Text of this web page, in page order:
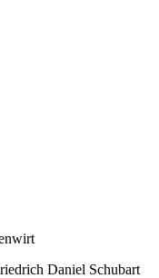
Daniel Schubart